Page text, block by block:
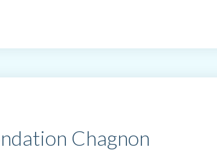
Chagnon